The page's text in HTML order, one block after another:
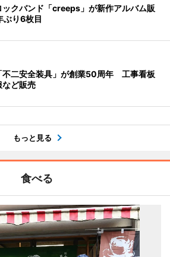
ックバンド「creeps」が新作アルバム販
り6枚目
不二安全装具」が創業50周年 工事看板
など販売
もっと見る
食べる